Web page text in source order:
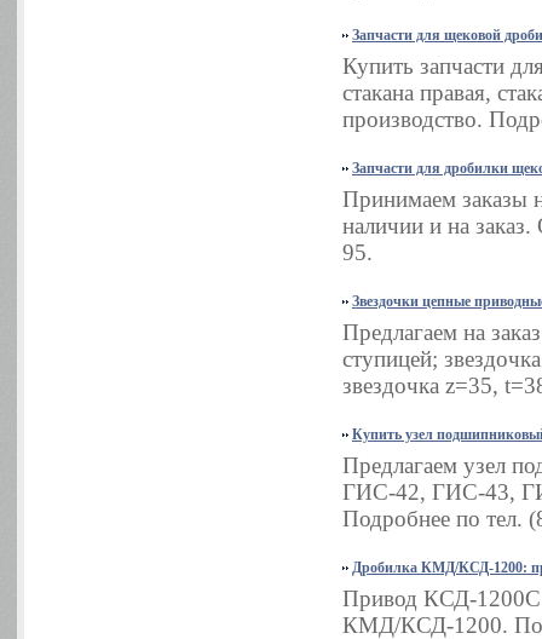
Запчасти для щековой
Купить запчасти
стакана правая,
производство.
Запчасти для дробилки
Принимаем заказы
наличии и на
95.
Звездочки цепные
Предлагаем на
ступицей;
звездочка z=35,
Купить узел
Предлагаем узел
ГИС-42, ГИС-43,
Подробнее по тел.
Дробилка КМД/КСД-1200:
Привод КСД-1200С
КМД/КСД-1200.